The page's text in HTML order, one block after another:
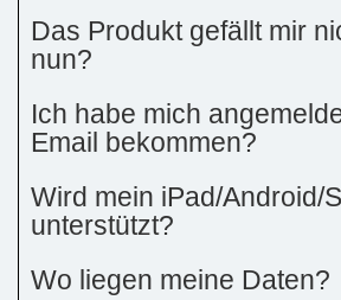
Das Produkt gefällt mir
nun?
Ich habe mich
Email bekommen?
Wird mein iPad/Android/
unterstützt?
Wo liegen meine Daten?